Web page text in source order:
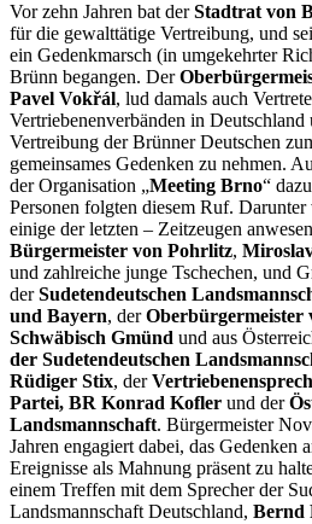
Vor zehn Jahren bat derStadtrat von
für die gewalttätige Vertreibung, und
ein Gedenkmarsch (in umgekehrter
Brünn begangen. Der
Pavel Vokřál, lud damals auch
Vertriebenenverbänden in
Vertreibung der Brünner Deutschen
gemeinsames Gedenken zu nehmen.
der Organisation „Meeting Brno“
Personen folgten diesem Ruf.
einige der letzten – Zeitzeugen
Bürgermeister von Pohrlitz,
und zahlreiche junge Tschechen, und
derSudetendeutschen
und Bayern, derOberbürgermeister
Schwäbisch Gmünd und aus
der Sudetendeutschen
Rüdiger Stix, der
Partei, BR Konrad Kofler und der
Landsmannschaft. Bürgermeister
Jahren engagiert dabei, das Gedenken
Ereignisse als Mahnung präsent zu
einem Treffen mit dem Sprecher der
Landsmannschaft Deutschland, Bernd